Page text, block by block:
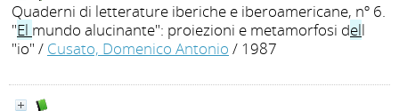
Quaderni di letterature iberiche e iberoamericane, nº 6.
"El mundo alucinante": proiezioni e metamorfosi dell
"io" / Cusato, Domenico Antonio / 1987